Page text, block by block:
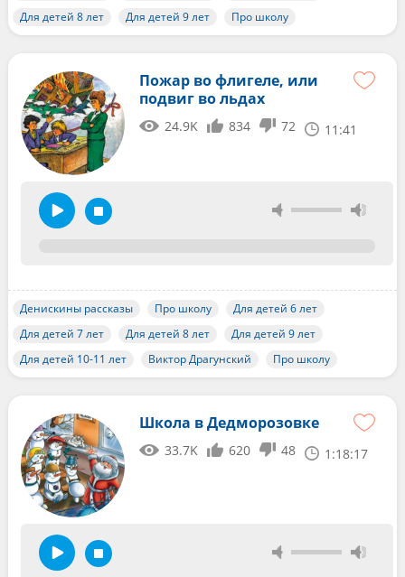
Для детей 8 лет
Для детей 9 лет Про школу
Пожар во флигеле, или
подвиг во льдах
24.9K 834 72 11:41
Денискины рассказы Про школу
Для детей 6 лет
Для детей 7 лет
Для детей 8 лет
Для детей 9 лет
Для детей 10-11 лет
Виктор Драгунский Про школу
Школа в Дедморозовке
33.7K 620 48 1:18:17